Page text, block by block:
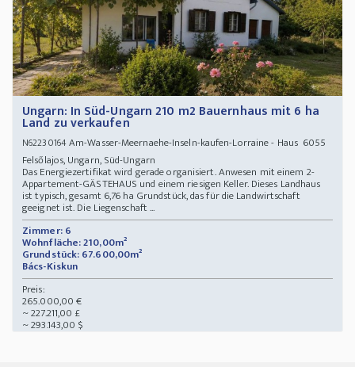
Ungarn: In Süd-Ungarn 210 m2 Bauernhaus mit 6 ha
Land zu verkaufen
N62230164Am-Wasser-Meernaehe-Inseln-kaufen-Lorraine - Haus 6055
Felsőlajos, Ungarn, Süd-Ungarn
Das Energiezertifikat wird gerade organisiert. Anwesen mit einem 2-
Appartement-GÄSTEHAUS und einem riesigen Keller. Dieses Landhaus
ist typisch, gesamt 6,76 ha Grundstück, das für die Landwirtschaft
geeignet ist. Die Liegenschaft ...
Zimmer: 6
Wohnfläche: 210,00m²
Grundstück: 67.600,00m²
Bács-Kiskun
Preis:
265.000,00 €
~ 227.211,00 £
~ 293.143,00 $